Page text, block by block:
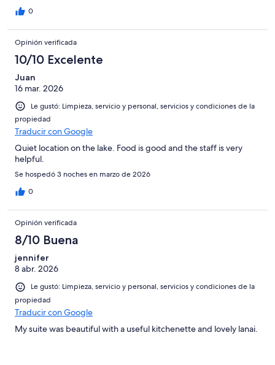
0
Opinión verificada
10/10 Excelente
Juan
16 mar. 2026
Le gustó: Limpieza, servicio y personal, servicios y condiciones de la
propiedad
Traducir con Google
Quiet location on the lake. Food is good and the staff is very
helpful.
Se hospedó 3 noches en marzo de 2026
0
Opinión verificada
8/10 Buena
jennifer
8 abr. 2026
Le gustó: Limpieza, servicio y personal, servicios y condiciones de la
propiedad
Traducir con Google
My suite was beautiful with a useful kitchenette and lovely lanai.